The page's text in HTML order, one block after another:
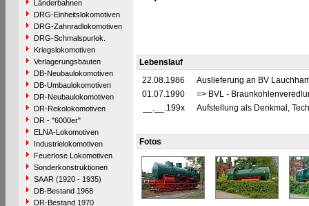
Länderbahnen
DRG-Einheitslokomotiven
DRG-Zahnradlokomotiven
DRG-Schmalspurlok.
Kriegslokomotiven
Verlagerungsbauten
DB-Neubaulokomotiven
DB-Umbaulokomotiven
DR-Neubaulokomotiven
DR-Rekolokomotiven
DR - "6000er"
ELNA-Lokomotiven
Industrielokomotiven
Feuerlose Lokomotiven
Sonderkonstruktionen
SAAR (1920 - 1935)
DB-Bestand 1968
DR-Bestand 1970
Lebenslauf
22.08.1986
Auslieferung an BV
01.07.1990
=> BVL -
__.__.199x
Aufstellung als Denkmal,
Fotos